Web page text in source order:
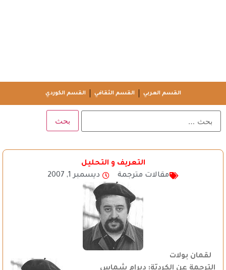
القسم العربي القسم الثقافي القسم الكوردي
التعريف و التحليل
مقالات مترجمة
ديسمبر 1, 2007
لقمان بولات